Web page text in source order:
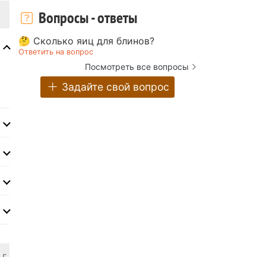
Вопросы - ответы
🤔 Сколько яиц для блинов?
Ответить на вопрос
Посмотреть все вопросы
Задайте свой вопрос